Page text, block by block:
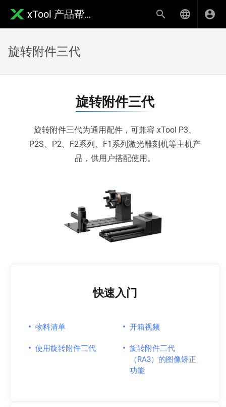
xTool 产品帮助中心
旋转附件三代
旋转附件三代
旋转附件三代为通用配件，可兼容 xTool P3、
P2S、P2、F2系列、F1系列激光雕刻机等主机产
品，供用户搭配使用。
快速入门
• 物料清单 • 开箱视频
• 使用旋转附件三代 • 旋转附件三代
（RA3）的图像矫正
功能